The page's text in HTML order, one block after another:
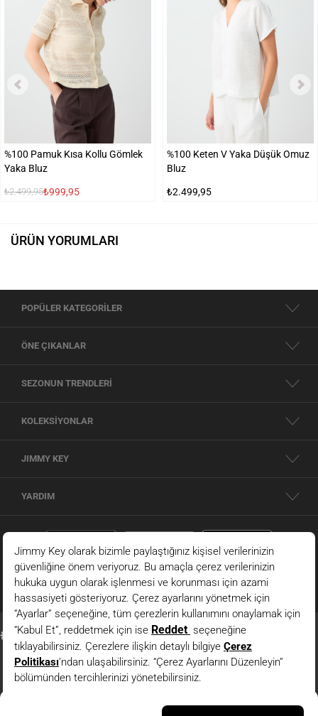
%100 Pamuk Kısa Kollu Gömlek
Yaka Bluz
₺2.499,95₺999,95
%100 Keten V Yaka Düşük Omuz
Bluz
₺2.499,95
ÜRÜN YORUMLARI
POPÜLER KATEGORİLER
ÖNE ÇIKANLAR
SEZONUN TRENDLERİ
KOLEKSİYONLAR
JIMMY KEY
YARDIM
Kırmızı %100 Keten Bisiklet Yaka Bluz